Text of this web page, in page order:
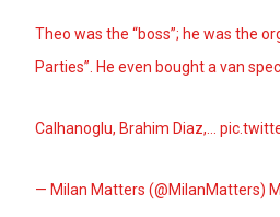
Theo was the “boss”; he was the
Parties”. He even bought a van
Calhanoglu, Brahim Diaz,…
— Milan Matters (@MilanMatters)